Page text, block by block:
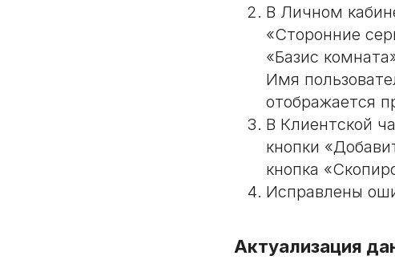
В Личном
«Сторонние
«Базис
Имя
отображается
В Клиентской
кнопки
кнопка
Исправлены
Актуализация